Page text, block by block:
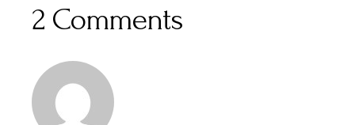
2 Comments